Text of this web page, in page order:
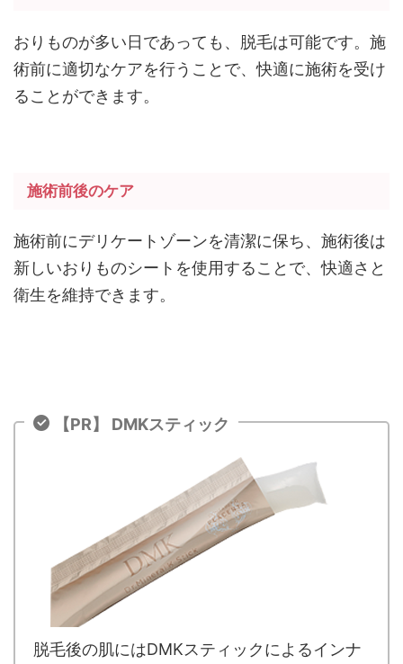
おりものが多い日であっても、脱毛は可能です。施
術前に適切なケアを行うことで、快適に施術を受け
ることができます。
施術前後のケア
施術前にデリケートゾーンを清潔に保ち、施術後は
新しいおりものシートを使用することで、快適さと
衛生を維持できます。
【PR】 DMKスティック
脱毛後の肌にはDMKスティックによるインナ